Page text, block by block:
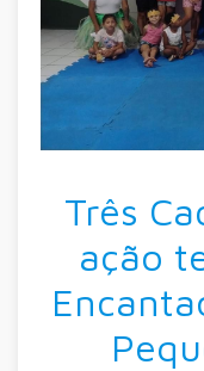
Três
ação